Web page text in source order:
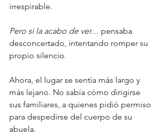
irrespirable.
Pero si la acabo de ver… pensaba
desconcertado, intentando romper su
propio silencio.
Ahora, el lugar se sentía más largo y
más lejano. No sabía cómo dirigirse
sus familiares, a quienes pidió permiso
para despedirse del cuerpo de su
abuela.